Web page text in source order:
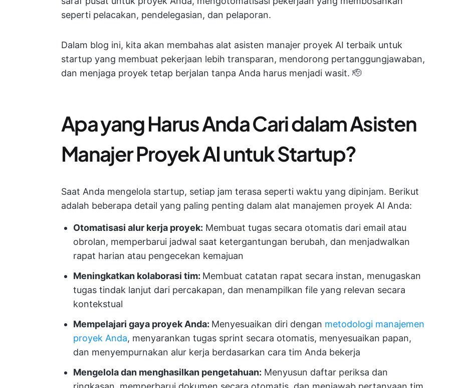
seperti pelacakan, pendelegasian, dan pelaporan.
Dalam blog ini, kita akan membahas alat asisten manajer proyek AI terbaik untuk
startup yang membuat pekerjaan lebih transparan, mendorong pertanggungjawaban,
dan menjaga proyek tetap berjalan tanpa Anda harus menjadi wasit. 🫡
Apa yang Harus Anda Cari dalam Asisten
Manajer Proyek AI untuk Startup?
Saat Anda mengelola startup, setiap jam terasa seperti waktu yang dipinjam. Berikut
adalah beberapa detail yang paling penting dalam alat manajemen proyek AI Anda:
Otomatisasi alur kerja proyek: Membuat tugas secara otomatis dari email atau
obrolan, memperbarui jadwal saat ketergantungan berubah, dan menjadwalkan
rapat harian atau pengecekan kemajuan
Meningkatkan kolaborasi tim: Membuat catatan rapat secara instan, menugaskan
tugas tindak lanjut dari percakapan, dan menampilkan file yang relevan secara
kontekstual
Mempelajari gaya proyek Anda: Menyesuaikan diri dengan metodologi manajemen
proyek Anda, menyarankan tugas sprint secara otomatis, menyesuaikan papan,
dan menyempurnakan alur kerja berdasarkan cara tim Anda bekerja
Mengelola dan menghasilkan pengetahuan: Menyusun daftar periksa dan